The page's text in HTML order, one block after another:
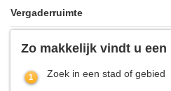
Vergaderruimte
Zo makkelijk vindt u een
Zoek in een stad of gebied